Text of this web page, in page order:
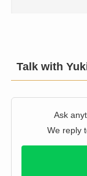
Talk with
Ask
We reply